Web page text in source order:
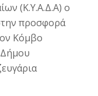
(Κ.Υ.Α.Δ.Α) ο
προσφορά
Κόμβο